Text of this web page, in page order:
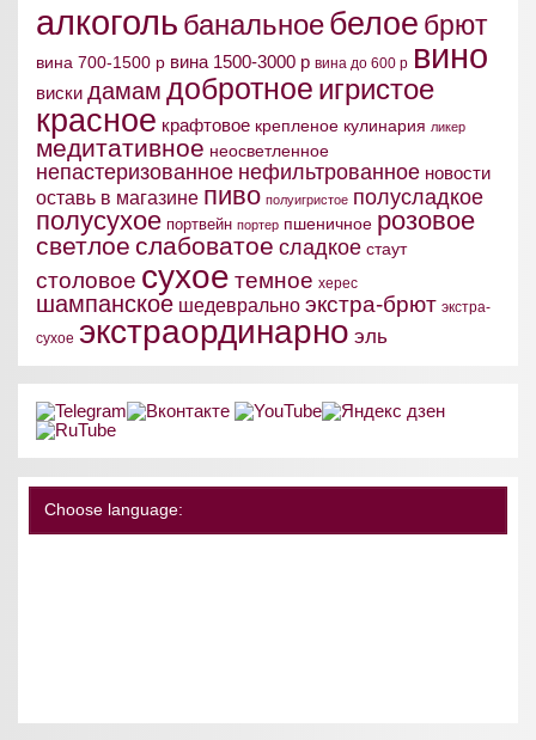
алкоголь банальноебелое брют
вина 700-1500 р вина 1500-3000 р вина до 600 р вино
виски дамам добротное игристое
красное крафтовое крепленое кулинария ликер
медитативное неосветленное
непастеризованное нефильтрованное новости
оставь в магазине пиво полуигристое полусладкое
полусухое портвейн портер пшеничное розовое
светлое слабоватое сладкое стаут
столовое сухое темное херес
шампанское шедеврально экстра-брют экстра-
сухое экстраординарно эль
Choose language: